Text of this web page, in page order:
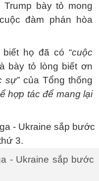
bày tỏ mong
đàm phán hòa
biết họ đã có “cuộc
bày tỏ lòng biết ơn
sự”của Tổng thống
hợp tác để mang lại
- Ukraine sắp bước